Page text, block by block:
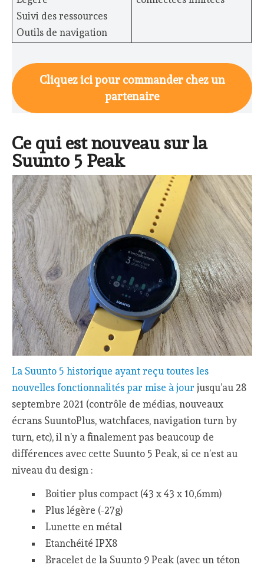
Suivi des ressources
Outils de navigation
Cliquez ici pour commander chez un
partenaire
Ce qui est nouveau sur la
Suunto 5 Peak
La Suunto 5 historique ayant reçu toutes les
nouvelles fonctionnalités par mise à jour jusqu’au 28
septembre 2021 (contrôle de médias, nouveaux
écrans SuuntoPlus, watchfaces, navigation turn by
turn, etc), il n’y a finalement pas beaucoup de
différences avec cette Suunto 5 Peak, si ce n’est au
niveau du design :
Boitier plus compact (43 x 43 x 10,6mm)
Plus légère (-27g)
Lunette en métal
Etanchéité IPX8
Bracelet de la Suunto 9 Peak (avec un téton